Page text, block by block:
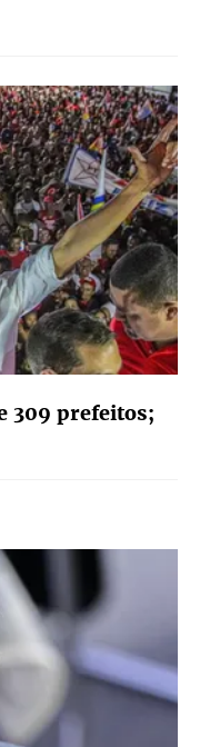
309 prefeitos;